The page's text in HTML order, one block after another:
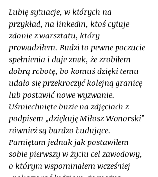
Lubię sytuacje, w których na
przykład, na linkedin, ktoś cytuje
zdanie z warsztatu, który
prowadziłem. Budzi to pewne poczucie
spełnienia i daje znak, że zrobiłem
dobrą robotę, bo komuś dzięki temu
udało się przekroczyć kolejną granicę
lub postawić nowe wyzwanie.
Uśmiechnięte buzie na zdjęciach z
podpisem „dziękuję Miłosz Wonorski”
również są bardzo budujące.
Pamiętam jednak jak postawiłem
sobie pierwszy w życiu cel zawodowy,
o którym wspominałem wcześniej